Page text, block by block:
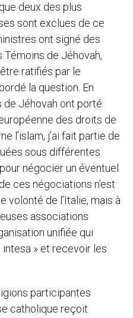
deux des plus
sont exclues de ce
ont signé des
Témoins de Jéhovah,
ratifiés par le
la question. En
de Jéhovah ont porté
des droits de
l’islam, j’ai fait partie de
sous différentes
négocier un éventuel
ces négociations n’est
volonté de l’Italie, mais à
associations
unifiée qui
» et recevoir les
participantes
catholique reçoit